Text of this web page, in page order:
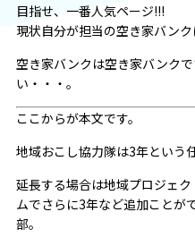
目指せ、一番人気ページ!!!
現状自分が担当の空き家バン
空き家バンクは空き家バンク
い・・・。
ここからが本文です。
地域おこし協力隊は3年という
延長する場合は地域プロジェ
ムでさらに3年など追加ことが
部。